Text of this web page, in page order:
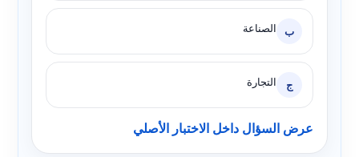
ب الصناعة
ج التجارة
عرض السؤال داخل الاختبار الأصلي